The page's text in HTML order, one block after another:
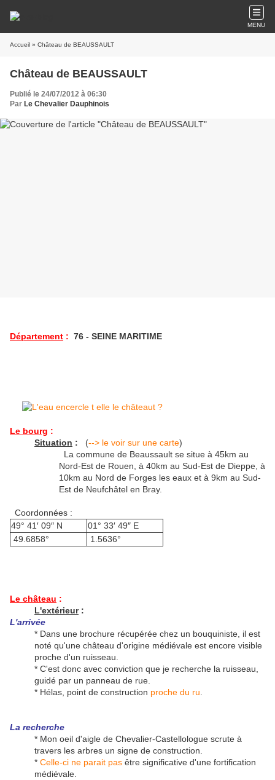
MENU
Accueil » Château de BEAUSSAULT
Château de BEAUSSAULT
Publié le 24/07/2012 à 06:30
Par Le Chevalier Dauphinois
Département : 76 - SEINE MARITIME
Le bourg :
Situation : (--> le voir sur une carte)
La commune de Beaussault se situe à 45km au
Nord-Est de Rouen, à 40km au Sud-Est de Dieppe, à
10km au Nord de Forges les eaux et à 9km au Sud-
Est de Neufchâtel en Bray.
Coordonnées :
49° 41′ 09″ N
01° 33′ 49″ E
49.6858°
1.5636°
Le château :
L'extérieur:
L'arrivée
* Dans une brochure récupérée chez un bouquiniste, il est
noté qu'une château d'origine médiévale est encore visible
proche d'un ruisseau.
* C'est donc avec conviction que je recherche la ruisseau,
guidé par un panneau de rue.
* Hélas, point de construction proche du ru
La recherche
* Mon oeil d'aigle de Chevalier-Castellologue scrute à
travers les arbres un signe de construction.
* Celle-ci ne parait pas être significative d'une fortification
médiévale.